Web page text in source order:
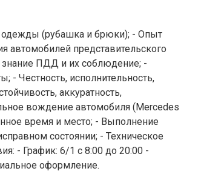
одежды (рубашка и брюки); - Опыт
представительского
знaниe ПДД и иx сoблюдениe; -
- Честность, исполнительность,
аккуратность,
вождение автомобиля (Mercedes
время и место; - Выполнение
состоянии; - Техническое
- График: 6/1 с 8:00 до 20:00 -
оформление.